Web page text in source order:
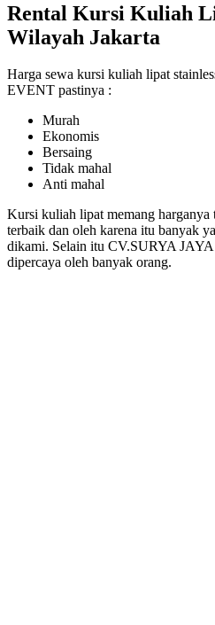
Rental Kursi Kuliah
Wilayah Jakarta
Harga sewa kursi kuliah lipat
EVENT pastinya :
Murah
Ekonomis
Bersaing
Tidak mahal
Anti mahal
Kursi kuliah lipat memang harganya
terbaik dan oleh karena itu banyak
dikami. Selain itu CV.SURYA
dipercaya oleh banyak orang.